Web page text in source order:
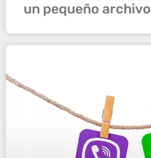
un pequeño archivo